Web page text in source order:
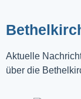
Aktuelle
über die